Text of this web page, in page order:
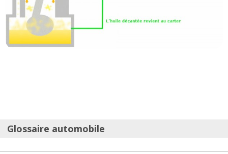
Glossaire automobile